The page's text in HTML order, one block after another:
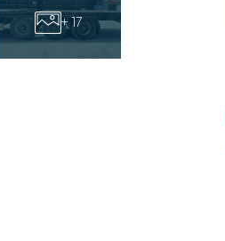
+ 17